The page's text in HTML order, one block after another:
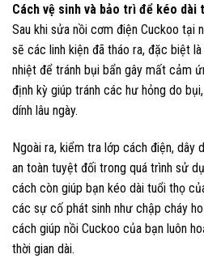
Cách vệ sinh và bảo trì để kéo dài
Sau khi sửa nồi cơm điện Cuckoo tại
sẽ các linh kiện đã tháo ra, đặc biệt
nhiệt để tránh bụi bẩn gây mất cảm
định kỳ giúp tránh các hư hỏng do
dính lâu ngày.
Ngoài ra, kiểm tra lớp cách điện, dây
an toàn tuyệt đối trong quá trình sử
cách còn giúp bạn kéo dài tuổi thọ
các sự cố phát sinh như chập cháy
cách giúp nồi Cuckoo của bạn luôn
thời gian dài.